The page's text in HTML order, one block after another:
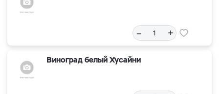
– +
Виноград белый Хусайни